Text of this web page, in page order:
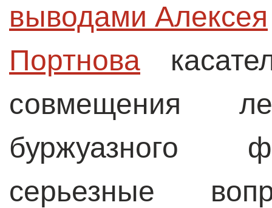
выводами Алексея
Портнова
совмещения
буржуазного
серьезные